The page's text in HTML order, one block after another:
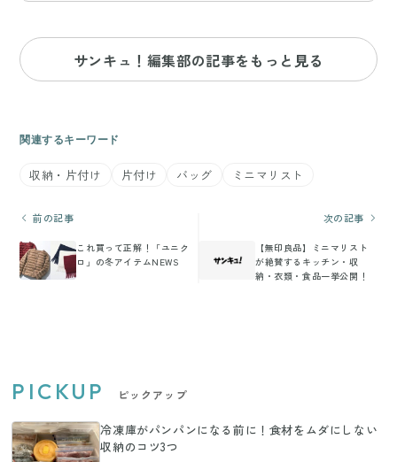
サンキュ！編集部の記事をもっと見る
関連するキーワード
収納・片付け 片付け バッグ ミニマリスト
前の記事
これ買って正解！「ユニク
ロ」の冬アイテムNEWS
次の記事
【無印良品】ミニマリスト
が絶賛するキッチン・収
納・衣類・食品一挙公開！
PICKUP ピックアップ
冷凍庫がパンパンになる前に！食材をムダにしない
収納のコツ3つ